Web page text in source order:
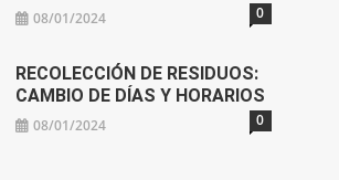
08/01/2024 0
RECOLECCIÓN DE RESIDUOS:
CAMBIO DE DÍAS Y HORARIOS
08/01/2024 0